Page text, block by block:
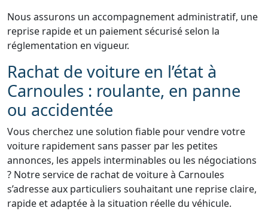
Nous assurons un accompagnement administratif, une
reprise rapide et un paiement sécurisé selon la
réglementation en vigueur.
Rachat de voiture en l’état à
Carnoules : roulante, en panne
ou accidentée
Vous cherchez une solution fiable pour vendre votre
voiture rapidement sans passer par les petites
annonces, les appels interminables ou les négociations
? Notre service de rachat de voiture à Carnoules
s’adresse aux particuliers souhaitant une reprise claire,
rapide et adaptée à la situation réelle du véhicule.